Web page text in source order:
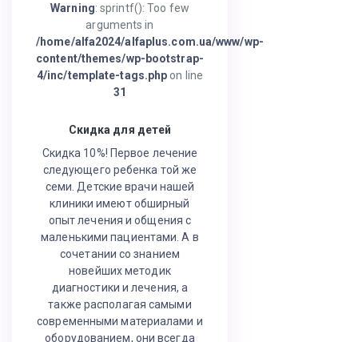
Warning: sprintf(): Too few
arguments in
/home/alfa2024/alfaplus.com.ua/www/wp-
content/themes/wp-bootstrap-
4/inc/template-tags.php on line
31
Скидка для детей
Скидка 10%! Первое лечение
следующего ребенка той же
семи. Детские врачи нашей
клиники имеют обширный
опыт лечения и общения с
маленькими пациентами. А в
сочетании со знанием
новейших методик
диагностики и лечения, а
также располагая самыми
современными материалами и
оборудованием, они всегда